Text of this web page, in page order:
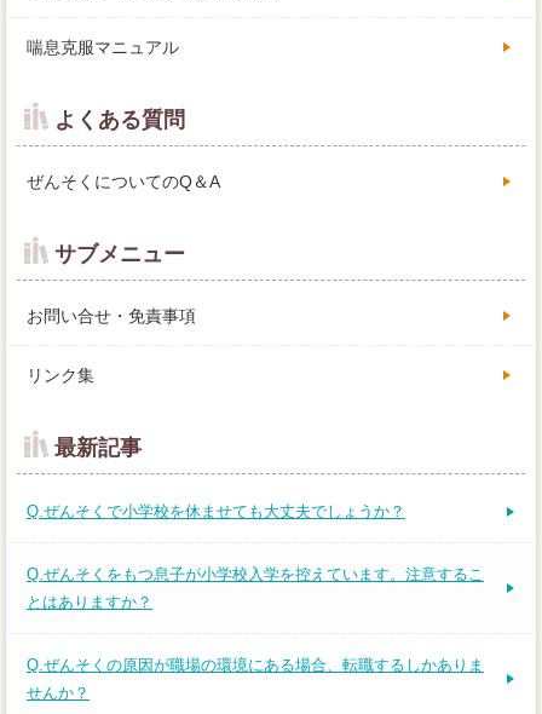
喘息克服マニュアル
よくある質問
ぜんそくについてのQ＆A
サブメニュー
お問い合せ・免責事項
リンク集
最新記事
Q.ぜんそくで小学校を休ませても大丈夫でしょうか？
Q.ぜんそくをもつ息子が小学校入学を控えています。注意するこ
とはありますか？
Q.ぜんそくの原因が職場の環境にある場合、転職するしかありま
せんか？